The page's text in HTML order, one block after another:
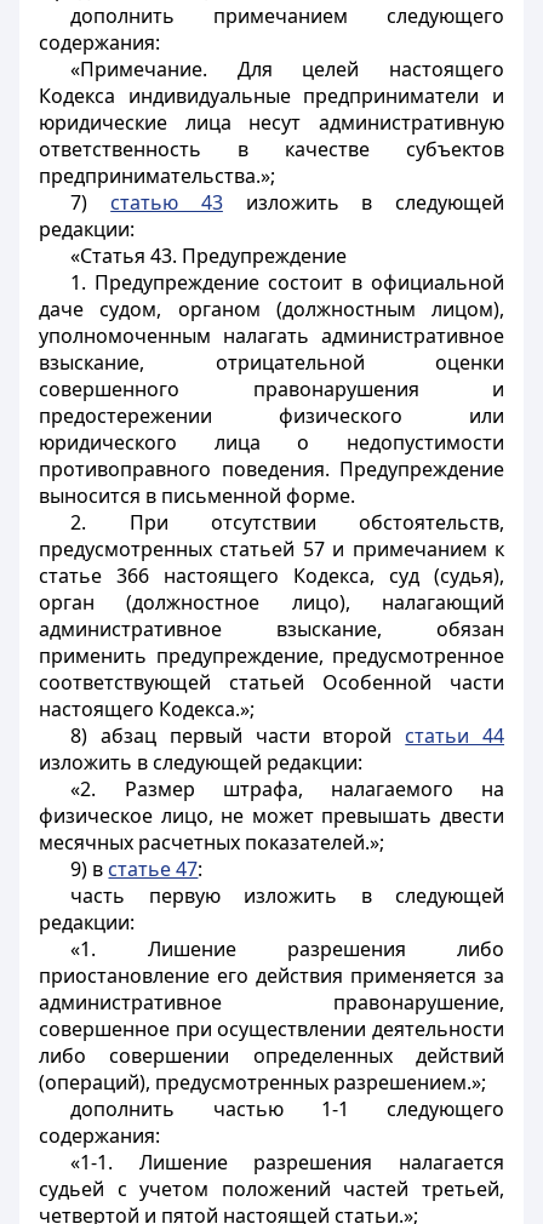
дополнить примечанием следующего
содержания:
«Примечание. Для целей настоящего
Кодекса индивидуальные предприниматели и
юридические лица несут административную
ответственность в качестве субъектов
предпринимательства.»;
7) статью 43изложить в следующей
редакции:
«Статья 43. Предупреждение
1. Предупреждение состоит в официальной
даче судом, органом (должностным лицом),
уполномоченным налагать административное
взыскание, отрицательной оценки
совершенного правонарушения и
предостережении физического или
юридического лица о недопустимости
противоправного поведения. Предупреждение
выносится в письменной форме.
2. При отсутствии обстоятельств,
предусмотренных статьей 57 и примечанием к
статье 366 настоящего Кодекса, суд (судья),
орган (должностное лицо), налагающий
административное взыскание, обязан
применить предупреждение, предусмотренное
соответствующей статьей Особенной части
настоящего Кодекса.»;
8) абзац первый части второй статьи 44
изложить в следующей редакции:
«2. Размер штрафа, налагаемого на
физическое лицо, не может превышать двести
месячных расчетных показателей.»;
9) в статье 47:
часть первую изложить в следующей
редакции:
«1. Лишение разрешения либо
приостановление его действия применяется за
административное правонарушение,
совершенное при осуществлении деятельности
либо совершении определенных действий
(операций), предусмотренных разрешением.»;
дополнить частью 1-1 следующего
содержания:
«1-1. Лишение разрешения налагается
судьей с учетом положений частей третьей,
четвертой и пятой настоящей статьи.»;